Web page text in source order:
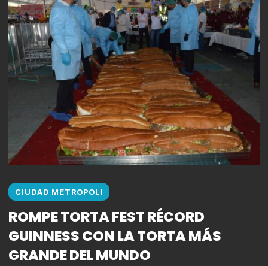
CIUDAD METROPOLI
ROMPE TORTA FEST RÉCORD
GUINNESS CON LA TORTA MÁS
GRANDE DEL MUNDO